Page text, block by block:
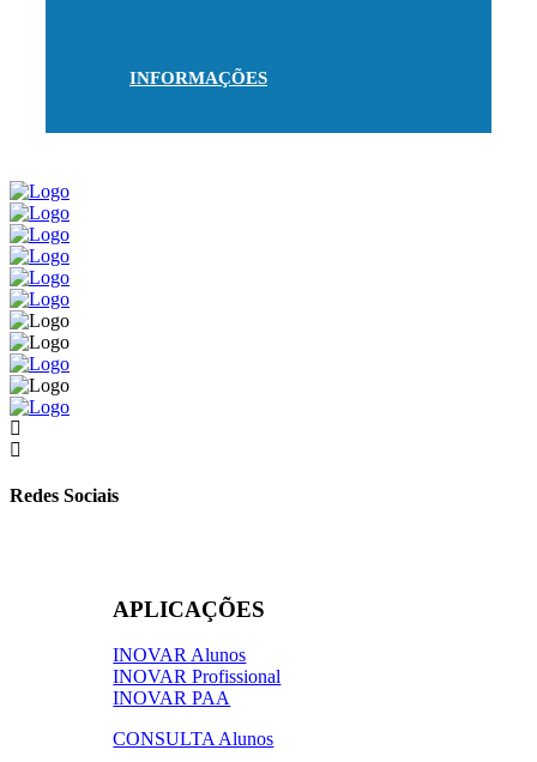
INFORMAÇÕES
Redes Sociais
APLICAÇÕES
INOVAR Alunos
INOVAR Profissional
INOVAR PAA
CONSULTA Alunos